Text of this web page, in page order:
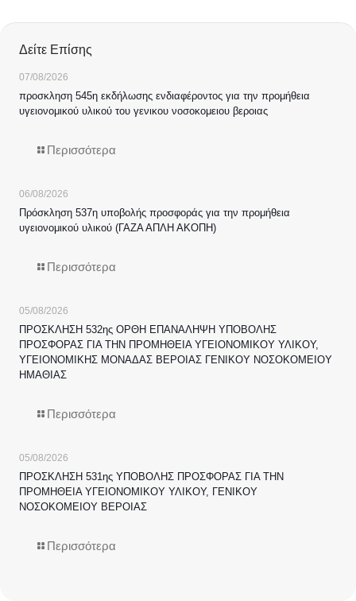
Δείτε Επίσης
07/08/2026
προσκληση 545η εκδήλωσης ενδιαφέροντος για την προμήθεια
υγειονομικού υλικού του γενικου νοσοκομειου βεροιας
Περισσότερα
06/08/2026
Πρόσκληση 537η υποβολής προσφοράς για την προμήθεια
υγειονομικού υλικού (ΓΑΖΑ ΑΠΛΗ ΑΚΟΠΗ)
Περισσότερα
05/08/2026
ΠΡΟΣΚΛΗΣΗ 532ης ΟΡΘΗ ΕΠΑΝΑΛΗΨΗ ΥΠΟΒΟΛΗΣ
ΠΡΟΣΦΟΡΑΣ ΓΙΑ ΤΗΝ ΠΡΟΜΗΘΕΙΑ ΥΓΕΙΟΝΟΜΙΚΟΥ ΥΛΙΚΟΥ,
ΥΓΕΙΟΝΟΜΙΚΗΣ ΜΟΝΑΔΑΣ ΒΕΡΟΙΑΣ ΓΕΝΙΚΟΥ ΝΟΣΟΚΟΜΕΙΟΥ
ΗΜΑΘΙΑΣ
Περισσότερα
05/08/2026
ΠΡΟΣΚΛΗΣΗ 531ης ΥΠΟΒΟΛΗΣ ΠΡΟΣΦΟΡΑΣ ΓΙΑ ΤΗΝ
ΠΡΟΜΗΘΕΙΑ ΥΓΕΙΟΝΟΜΙΚΟΥ ΥΛΙΚΟΥ, ΓΕΝΙΚΟΥ
ΝΟΣΟΚΟΜΕΙΟΥ ΒΕΡΟΙΑΣ
Περισσότερα